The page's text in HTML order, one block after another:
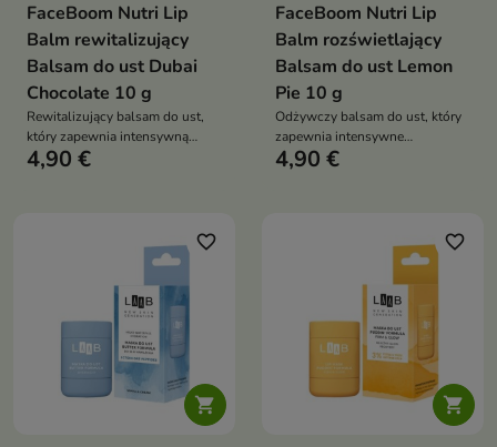
FaceBoom Nutri Lip
Balm rewitalizujący
Balsam do ust Dubai
Chocolate 10 g
Rewitalizujący balsam do ust,
który zapewnia intensywną
pielęgnację, nawilżenie i
4,90 €
FaceBoom Nutri Lip
Balm rozświetlający
Balsam do ust Lemon
Pie 10 g
Odżywczy balsam do ust, który
zapewnia intensywne
nawilżenie, wygładzenie i
4,90 €

favorite_border

favorite_border